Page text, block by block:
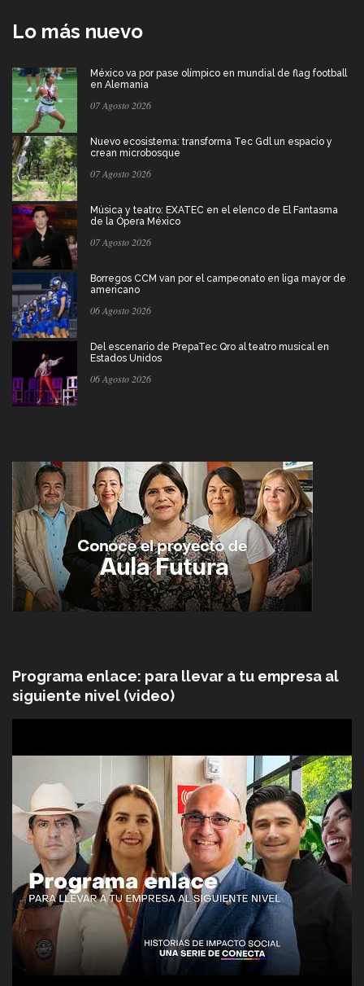
Lo más nuevo
México va por pase olímpico en mundial de flag football
en Alemania
07 Agosto 2026
Nuevo ecosistema: transforma Tec Gdl un espacio y
crean microbosque
07 Agosto 2026
Música y teatro: EXATEC en el elenco de El Fantasma
de la Ópera México
07 Agosto 2026
Borregos CCM van por el campeonato en liga mayor de
americano
06 Agosto 2026
Del escenario de PrepaTec Qro al teatro musical en
Estados Unidos
06 Agosto 2026
Programa enlace: para llevar a tu empresa al
siguiente nivel (video)